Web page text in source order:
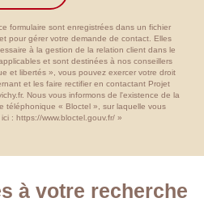
formulaire sont enregistrées dans un fichier
pour gérer votre demande de contact. Elles
à la gestion de la relation client dans le
et sont destinées à nos conseillers
et libertés », vous pouvez exercer votre droit
et les faire rectifier en contactant Projet
Nous vous informons de l'existence de la
téléphonique « Bloctel », sur laquelle vous
: https://www.bloctel.gouv.fr/ »
à votre recherche